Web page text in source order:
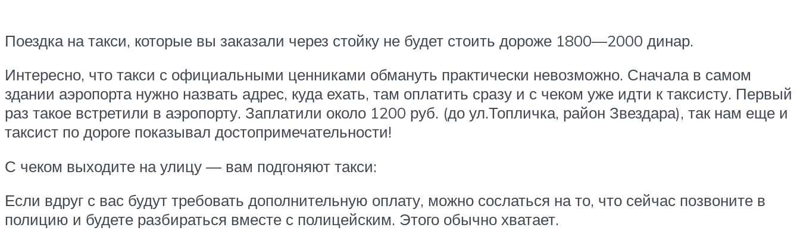
Поездка на такси, которые вы заказали через стойку не будет стоить дороже 1800—2000 динар.
Интересно, что такси с официальными ценниками обмануть практически невозможно. Сначала в самом
здании аэропорта нужно назвать адрес, куда ехать, там оплатить сразу и с чеком уже идти к таксисту. Первый
раз такое встретили в аэропорту. Заплатили около 1200 руб. (до ул.Топличка, район Звездара), так нам еще и
таксист по дороге показывал достопримечательности!
С чеком выходите на улицу — вам подгоняют такси:
Если вдруг с вас будут требовать дополнительную оплату, можно сослаться на то, что сейчас позвоните в
полицию и будете разбираться вместе с полицейским. Этого обычно хватает.